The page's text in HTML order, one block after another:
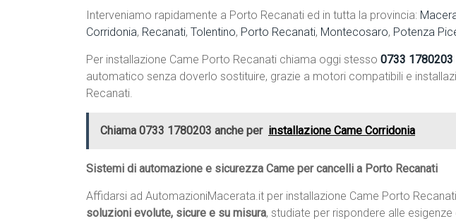
Interveniamo rapidamente a Porto Recanati ed in tutta la provincia:
Corridonia, Recanati, Tolentino, Porto Recanati, Montecosaro, Potenza
Per installazione Came Porto Recanati chiama oggi stesso 0733 1780203
automatico senza doverlo sostituire, grazie a motori compatibili e
Recanati.
Chiama 0733 1780203 anche per installazione Came Corridonia
Sistemi di automazione e sicurezza Came per cancelli a Porto Recanati
Affidarsi ad AutomazioniMacerata.it per installazione Came Porto
soluzioni evolute, sicure e su misura, studiate per rispondere alle